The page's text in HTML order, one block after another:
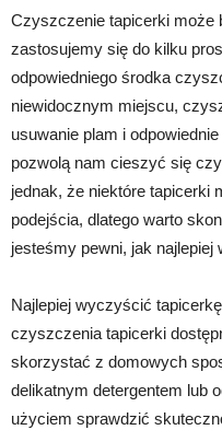
Czyszczenie tapicerki może
zastosujemy się do kilku
odpowiedniego środka
niewidocznym miejscu,
usuwanie plam i
pozwolą nam cieszyć się
jednak, że niektóre tapicerki
podejścia, dlatego warto
jesteśmy pewni, jak
Najlepiej wyczyścić
czyszczenia tapicerki
skorzystać z domowych
delikatnym detergentem lub
użyciem sprawdzić